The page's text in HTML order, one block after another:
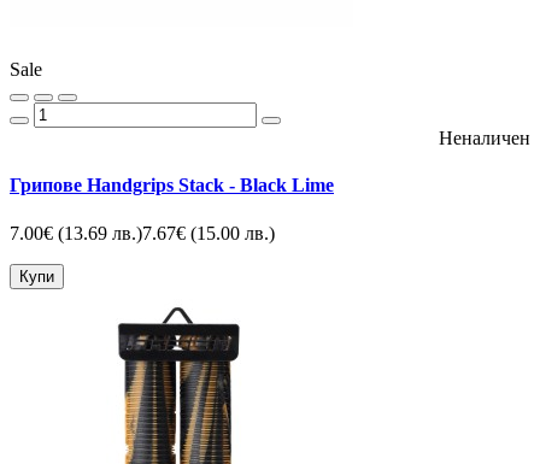
Sale
Неналичен
Грипове Handgrips Stack - Black Lime
7.00€ (13.69 лв.)7.67€ (15.00 лв.)
Купи